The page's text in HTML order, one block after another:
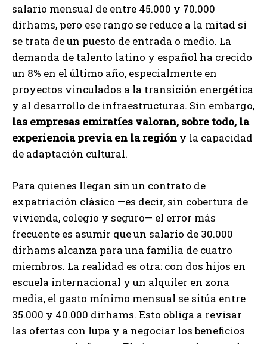
salario mensual de entre 45.000 y 70.000
dirhams, pero ese rango se reduce a la mitad si
se trata de un puesto de entrada o medio. La
demanda de talento latino y español ha crecido
un 8% en el último año, especialmente en
proyectos vinculados a la transición energética
y al desarrollo de infraestructuras. Sin embargo,
las empresas emiratíes valoran, sobre todo, la
experiencia previa en la región y la capacidad
de adaptación cultural.
Para quienes llegan sin un contrato de
expatriación clásico —es decir, sin cobertura de
vivienda, colegio y seguro— el error más
frecuente es asumir que un salario de 30.000
dirhams alcanza para una familia de cuatro
miembros. La realidad es otra: con dos hijos en
escuela internacional y un alquiler en zona
media, el gasto mínimo mensual se sitúa entre
35.000 y 40.000 dirhams. Esto obliga a revisar
las ofertas con lupa y a negociar los beneficios